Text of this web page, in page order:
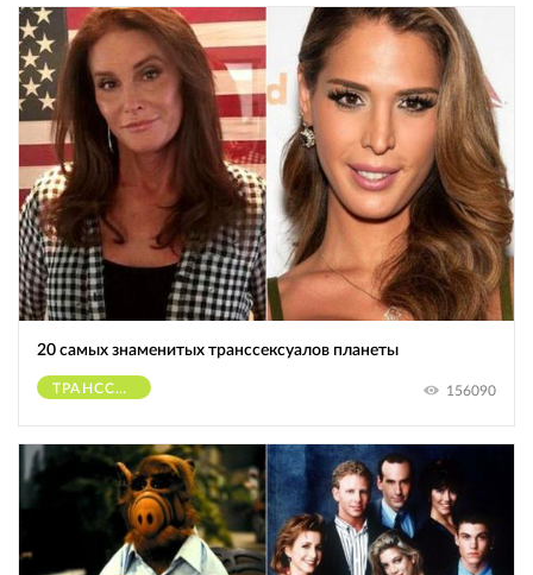
20 самых знаменитых транссексуалов планеты
ТРАНССЕКСУАЛЫ 156090